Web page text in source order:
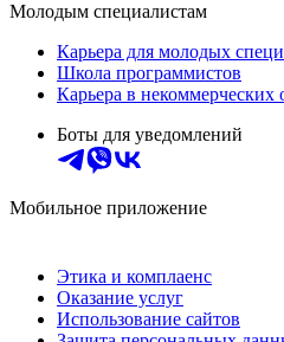
Молодым специалистам
Карьера для молодых
Школа программистов
Карьера в некоммерческих
Боты для уведомлений
Мобильное приложение
Этика и комплаенс
Оказание услуг
Использование сайтов